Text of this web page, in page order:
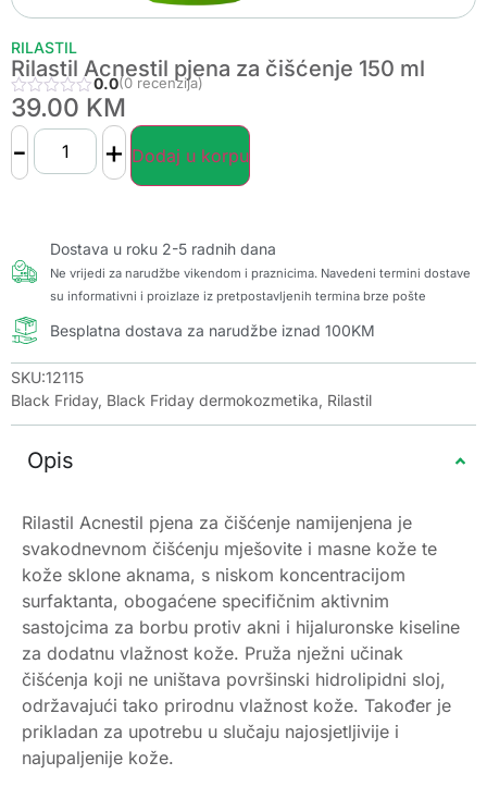
RILASTIL
Rilastil Acnestil pjena za čišćenje 150 ml
0.0(0 recenzija)
39.00 KM
- + Dodaj u korpu
Dostava u roku 2-5 radnih dana
Ne vrijedi za narudžbe vikendom i praznicima. Navedeni termini dostave
su informativni i proizlaze iz pretpostavljenih termina brze pošte
Besplatna dostava za narudžbe iznad 100KM
SKU:12115
Black Friday, Black Friday dermokozmetika, Rilastil
Opis
Rilastil Acnestil pjena za čišćenje namijenjena je
svakodnevnom čišćenju mješovite i masne kože te
kože sklone aknama, s niskom koncentracijom
surfaktanta, obogaćene specifičnim aktivnim
sastojcima za borbu protiv akni i hijaluronske kiseline
za dodatnu vlažnost kože. Pruža nježni učinak
čišćenja koji ne uništava površinski hidrolipidni sloj,
održavajući tako prirodnu vlažnost kože. Također je
prikladan za upotrebu u slučaju najosjetljivije i
najupaljenije kože.